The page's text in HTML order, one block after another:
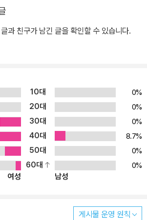
있다. “나 오늘 너무 슬퍼.”라고 직접 말하지
라고 말하지 않아도 표정으로 알아보고 함께
감정, 다양한 표정은 나를 표현하는 소중한
. 신나고 즐거울 때만 있는 게 아니라, 슬프고
굴이 있을까?
보면 어떤 감정인지 알 수 있다. 내 감정을 잘
감정도 더 잘 보인다. 얼굴만 봐도 친구의 마
것이다. 말하지 않아도 먼저 위로하고 함께 기
와의 우정이 더 깊어지지 않을까? 친구를 만
정인지 판단하고, 내 감정을 어떻게 표현할지
다. 내 감정을 표현하지 않고 숨기는 것이 옳
는 사람이 진정한 친구 아닐까?
과 친구가 남긴 글을 확인할 수 있습니다.
10대
0%
20대
0%
30대
0%
40대
8.7%
50대
0%
60대
0%
여성
남성
게시물 운영 원칙